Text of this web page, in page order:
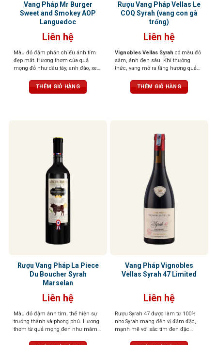
Vang Pháp Mr Burger
Sweet and Smokey AOP
Languedoc
Liên hệ
Màu đỏ đậm phản chiếu ánh tím
đẹp mắt. Hương thơm của quả
mọng đỏ như dâu tây, anh đào, xen
hương, tuyết tùng tạo nên một tầng
hương phức hợp, gợi cảm và sống
THÊM GIỎ HÀNG
Rượu Vang Pháp Vellas Le
COQ Syrah (vang con gà
trống)
Liên hệ
Vignobles Vellas Syrah có màu đỏ
sẫm, ánh đen sâu. Khi thưởng
thức, vang mở ra tầng hương quả
chín, xen lẫn hương gia vị nhẹ, tiêu
đen, thảo mộc và chút vị khói ấm
THÊM GIỎ HÀNG
Rượu Vang Pháp La Piece
Du Boucher Syrah
Marselan
Liên hệ
Màu đỏ đậm ánh tím, thể hiện sự
trưởng thành và phong phú. Hương
thơm từ quả mọng đen như mâm
Vang Pháp Vignobles
Vellas Syrah 47 Limited
Liên hệ
Rượu Syrah 47 được làm từ 100%
nho Syrah mang đến vị đậm đặc,
mạnh mẽ với sắc tím đen đặc